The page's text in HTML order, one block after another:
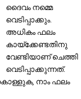
ദൈവം നമ്മെ
വെടിപ്പാക്കും.
അധികം ഫലം
കായ്‌ക്കേണ്ടതിനു
വേണ്ടിയാണ് ചെത്തി
വെടിപ്പാക്കുന്നത്.
നാം ഫലം